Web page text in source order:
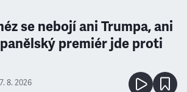
se nebojí ani Trumpa, ani
premiér jde proti
7. 8. 2026